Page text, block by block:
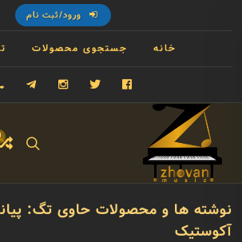
ورود/ثبت نام
خانه جستجوی محصولات
فیسبوک توییتر اینستاگرام
نوشته ها و محصولات حاوی تگ:
آکوستیک